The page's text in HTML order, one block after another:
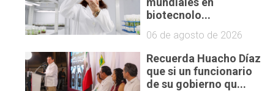
biotecnolo...
06 de agosto de 2026
Recuerda Huacho Díaz
que si un funcionario
de su gobierno qu...